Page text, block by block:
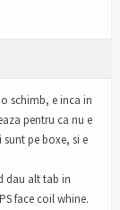
schimb, e inca in
pentru ca nu e
pe boxe, si e
dau alt tab in
face coil whine.